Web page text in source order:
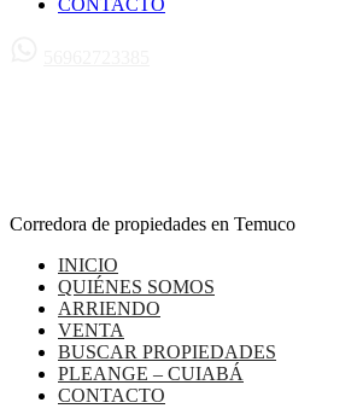
CONTACTO
Corredora de propiedades en Temuco
INICIO
QUIÉNES SOMOS
ARRIENDO
VENTA
BUSCAR PROPIEDADES
PLEANGE – CUIABÁ
CONTACTO